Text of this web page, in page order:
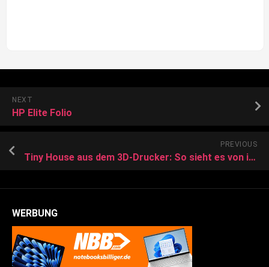
NEXT
HP Elite Folio
PREVIOUS
Tiny House aus dem 3D-Drucker: So sieht es von innen aus
WERBUNG